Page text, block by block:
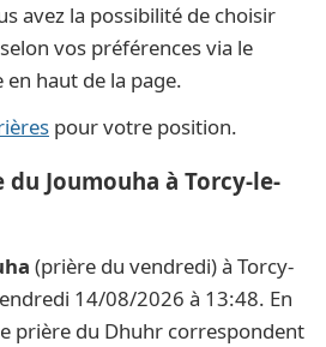
avez la possibilité de choisir
vos préférences via le
haut de la page.
pour votre position.
Joumouha à Torcy-le-
(prière du vendredi) à Torcy-
14/08/2026 à 13:48. En
prière du Dhuhr correspondent